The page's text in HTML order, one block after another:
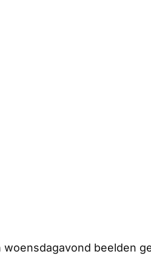
woensdagavond beelden